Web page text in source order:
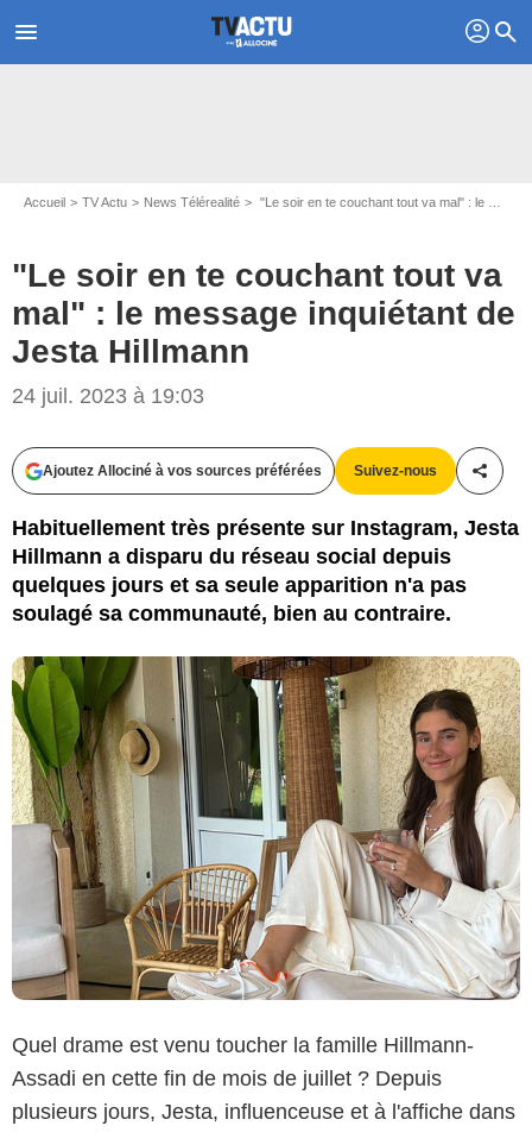
menu profil search
Accueil TV Actu News Télérealité "Le soir en te couchant tout va mal" : le message inquiétant de Jesta Hillmann
"Le soir en te couchant tout va
mal" : le message inquiétant de
Jesta Hillmann
24 juil. 2023 à 19:03
Ajoutez Allociné à vos sources préférées Suivez-nous
Habituellement très présente sur Instagram, Jesta
Hillmann a disparu du réseau social depuis
quelques jours et sa seule apparition n'a pas
soulagé sa communauté, bien au contraire.
Instagram jesta_hillmann
Quel drame est venu toucher la famille Hillmann-
Assadi en cette fin de mois de juillet ? Depuis
plusieurs jours, Jesta, influenceuse et à l'affiche dans